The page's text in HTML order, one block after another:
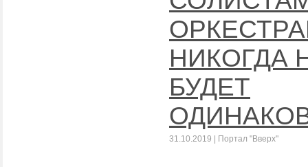
НИКОГДА
БУДЕТ
31.10.2019 | Портал "Вверх"